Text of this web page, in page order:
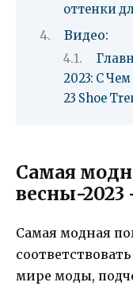
оттенки
Видео:
2023: С
23 Shoe
Самая
весны-2023
Самая модная
мире моды,